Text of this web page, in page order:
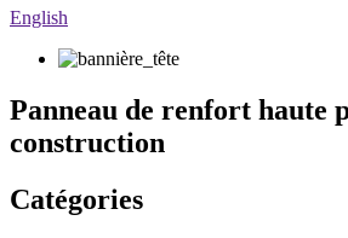
English
Panneau de renfort haute
construction
Catégories